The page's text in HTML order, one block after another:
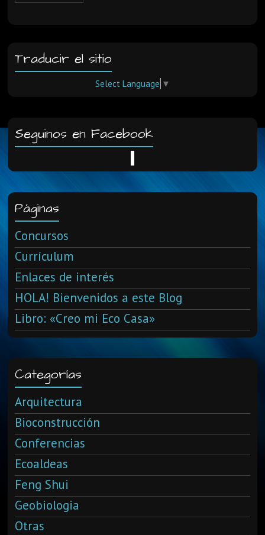
Traducir el sitio
Select Language ▼
Seguinos en Facebook
Páginas
Concursos
Currículum
Enlaces de interés
HOLA! Bienvenidos a este Blog
Libro: «Creo mi Eco Casa»
Categorías
Arquitectura
Bioconstrucción
Conferencias
Ecoaldeas
Feng Shui
Geobiologia
Otras